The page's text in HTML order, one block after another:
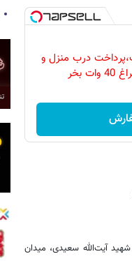
29%تخفیف،پرداخت درب منزل و
بخر
آیت‌الله سعیدی، میدان